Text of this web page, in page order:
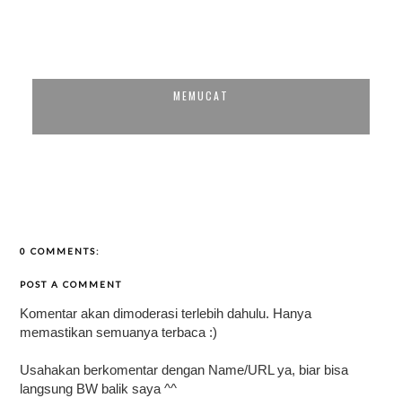
MEMUCAT
0 COMMENTS:
POST A COMMENT
Komentar akan dimoderasi terlebih dahulu. Hanya
memastikan semuanya terbaca :)
Usahakan berkomentar dengan Name/URL ya, biar bisa
langsung BW balik saya ^^